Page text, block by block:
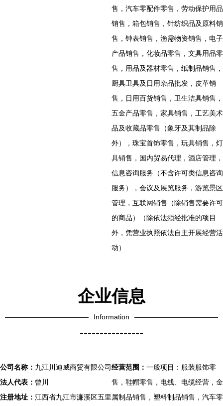
售，汽车零配件零售，劳动保护用品
销售，箱包销售，针纺织品及原料销
售，钟表销售，渔需物资销售，电子
产品销售，化妆品零售，文具用品零
售，用品及器材零售，纸制品销售，
厨具卫具及日用杂品批发，皮革销
售，日用百货销售，卫生洁具销售，
五金产品零售，家具销售，工艺美术
品及收藏品零售（象牙及其制品除
外），珠宝首饰零售，玩具销售，灯
具销售，国内贸易代理，酒店管理，
信息咨询服务（不含许可类信息咨询
服务），会议及展览服务，游览景区
管理，互联网销售（除销售需要许可
的商品）（除依法须经批准的项目
外，凭营业执照依法自主开展经营活
动）
企业信息
Information
----------------
公司名称： 九江川迪威商贸有限公司
法人代表： 曾川
注册地址： 江西省九江市濂溪区五里
经营范围： 一般项目：服装服饰零
售，鞋帽零售，电线、电缆经营，金
属制品销售，塑料制品销售，汽车零